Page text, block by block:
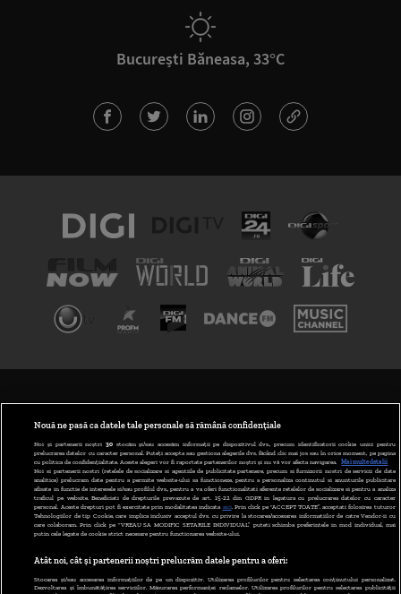
București Băneasa, 33°C
ABONARE DIGI TV
GESTIONAȚI PREFERINȚELE
CODUL DIGI24
CAMERE WEB
CONTACT/INFO
Nouă ne pasă ca datele tale personale să rămână confidențiale
Noi și partenerii noștri 30stocăm și/sau accesăm informații pe dispozitivul dvs., precum identificatorii cookie unici pentru
prelucrarea datelor cu caracter personal. Puteți accepta sau gestiona alegerile dvs. făcând clic mai jos sau în orice moment, pe pagina
cu politica de confidențialitate. Aceste alegeri vor fi raportate partenerilor noștri și nu vă vor afecta navigarea.
Mai multe detalii
Noi si partenerii nostri (retelele de socializare si agentiile de publicitate partenere, precum si furnizorii nostri de servicii de date
analitice) prelucram date pentru a permite website-ului sa functioneze, pentru a personaliza continutul si anunturile publicitare
afisate in functie de interesele si/sau profilul dvs., pentru a va oferi functionalitati aferente retelelor de socializare si pentru a analiza
traficul pe website. Beneficiati de drepturile prevazute de art. 15-22 din GDPR in legatura cu prelucrarea datelor cu caracter
personal. Aceste drepturi pot fi exercitate prin modalitatea indicata aici. Prin click pe “ACCEPT TOATE”, acceptati folosirea tuturor
Tehnologiilor de tip Cookie, care implica inclusiv acceptul dvs. cu privire la stocarea/accesarea informatiilor de catre Vendor-ii cu
care colaboram. Prin click pe “VREAU SA MODIFIC SETARILE INDIVIDUAL” puteti schimba preferintele in mod individual, mai
putin cele legate de cookie strict necesare pentru functionarea website-ului.
Atât noi, cât și partenerii noștri prelucrăm datele pentru a oferi:
Stocarea și/sau accesarea informațiilor de pe un dispozitiv. Utilizarea profilurilor pentru selectarea conținutului personalizat.
Dezvoltarea și îmbunătățirea serviciilor. Măsurarea performanței reclamelor. Utilizarea profilurilor pentru selectarea publicității